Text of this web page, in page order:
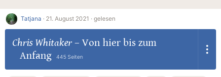
Tatjana · 21. August 2021 · gelesen
Chris Whitaker– Von hier bis zum
Anfang
445 Seiten